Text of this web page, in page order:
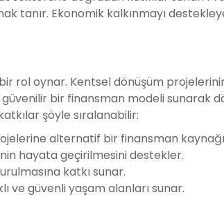
Ekonomik kalkınmayı
rol oynar. Kentsel dönüşüm
bir finansman modeli sunarak
şöyle sıralanabilir:
alternatif bir finansman
hayata geçirilmesini destekler.
katkı sunar.
ve güvenli yaşam alanları sunar.